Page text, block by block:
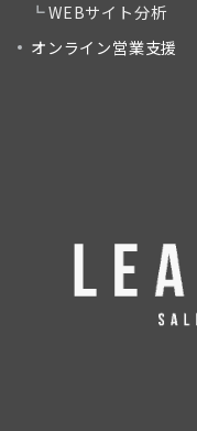
WEBサイト分析
オンライン営業支援